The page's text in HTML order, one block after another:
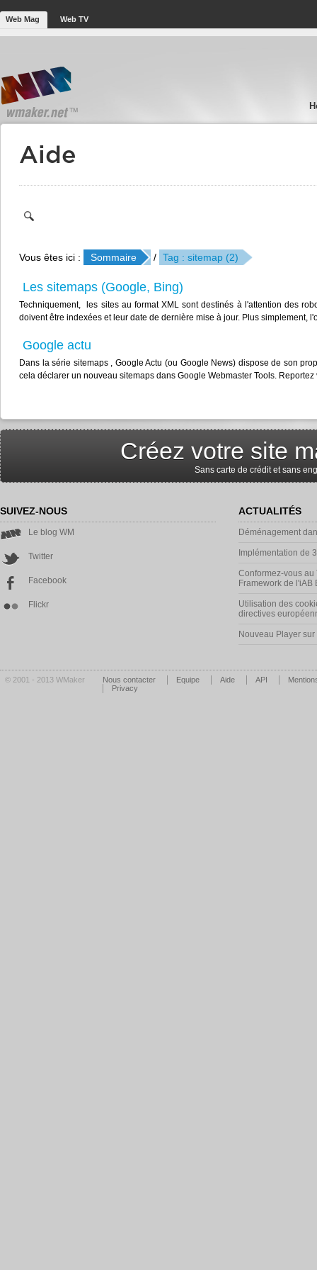
Web Mag Web TV
Aide
Vous êtes ici : Sommaire / Tag : sitemap (2)
Les sitemaps (Google, Bing)
Techniquement, les sites au format XML sont destinés à l'attention des
doivent être indexées et leur date de dernière mise à jour. Plus simplement,
Google actu
Dans la série sitemaps , Google Actu (ou Google News) dispose de son
cela déclarer un nouveau sitemaps dans Google Webmaster Tools.
Créez votre site
Sans carte de crédit et sans
SUIVEZ-NOUS
Le blog WM
Twitter
Facebook
Flickr
ACTUALITÉS
Déménagement
Implémentation de
Conformez-vous
Framework de l'iAB
Utilisation des
directives
Nouveau Player sur
© 2001 - 2013 WMaker Nous contacter Equipe Aide API
Privacy